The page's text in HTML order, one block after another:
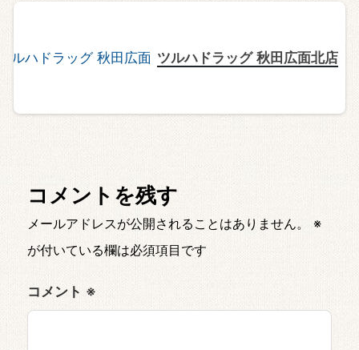
ツルハドラッグ 秋田広面北店
コメントを残す
メールアドレスが公開されることはありません。
※
が付いている欄は必須項目です
コメント ※